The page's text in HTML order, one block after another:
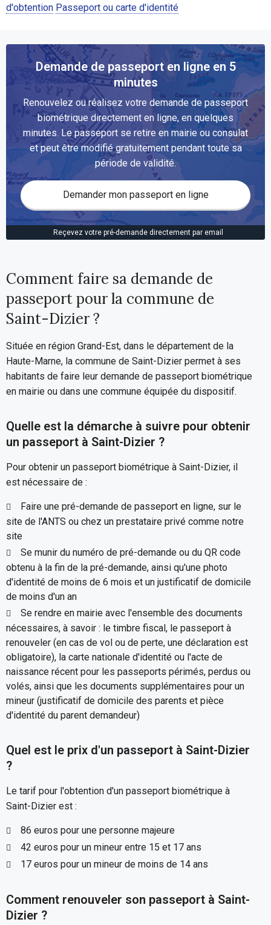
d'obtention Passeport ou carte d'identité
Demande de passeport en ligne en 5
minutes
Renouvelez ou réalisez votre demande de passeport
biométrique directement en ligne, en quelques
minutes. Le passeport se retire en mairie ou consulat
et peut être modifié gratuitement pendant toute sa
période de validité.
Demander mon passeport en ligne
Reçevez votre pré-demande directement par email
Comment faire sa demande de
passeport pour la commune de
Saint-Dizier ?
Située en région Grand-Est, dans le département de la
Haute-Marne, la commune de Saint-Dizier permet à ses
habitants de faire leur demande de passeport biométrique
en mairie ou dans une commune équipée du dispositif.
Quelle est la démarche à suivre pour obtenir
un passeport à Saint-Dizier ?
Pour obtenir un passeport biométrique à Saint-Dizier, il
est nécessaire de :
Faire une pré-demande de passeport en ligne, sur le
site de l'ANTS ou chez un prestataire privé comme notre
site
Se munir du numéro de pré-demande ou du QR code
obtenu à la fin de la pré-demande, ainsi qu'une photo
d'identité de moins de 6 mois et un justificatif de domicile
de moins d'un an
Se rendre en mairie avec l'ensemble des documents
nécessaires, à savoir : le timbre fiscal, le passeport à
renouveler (en cas de vol ou de perte, une déclaration est
obligatoire), la carte nationale d'identité ou l'acte de
naissance récent pour les passeports périmés, perdus ou
volés, ainsi que les documents supplémentaires pour un
mineur (justificatif de domicile des parents et pièce
d'identité du parent demandeur)
Quel est le prix d'un passeport à Saint-Dizier
?
Le tarif pour l'obtention d'un passeport biométrique à
Saint-Dizier est :
86 euros pour une personne majeure
42 euros pour un mineur entre 15 et 17 ans
17 euros pour un mineur de moins de 14 ans
Comment renouveler son passeport à Saint-
Dizier ?